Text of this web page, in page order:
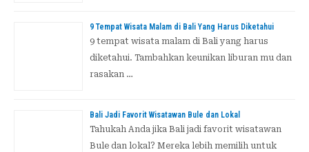
9 Tempat Wisata Malam di Bali Yang Harus Diketahui
9 tempat wisata malam di Bali yang harus
diketahui. Tambahkan keunikan liburan mu dan
rasakan …
Bali Jadi Favorit Wisatawan Bule dan Lokal
Tahukah Anda jika Bali jadi favorit wisatawan
Bule dan lokal? Mereka lebih memilih untuk